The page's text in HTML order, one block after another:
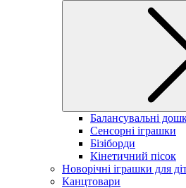
Балансувальні
Сенсорні іграшки
Бізіборди
Кінетичний пісок
Новорічні іграшки для
Канцтовари